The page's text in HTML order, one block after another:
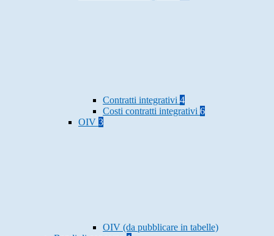
Contratti integrativi 4
Costi contratti integrativi 6
OIV 3
OIV (da pubblicare in tabelle)